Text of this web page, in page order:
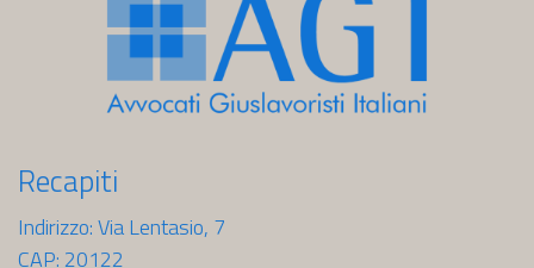
Recapiti
Indirizzo: Via Lentasio, 7
CAP: 20122